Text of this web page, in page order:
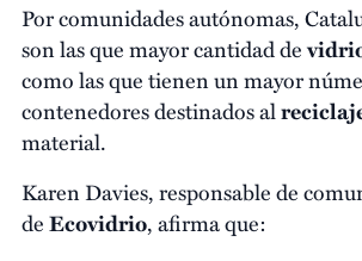
Por comunidades autónomas,
son las que mayor cantidad de
como las que tienen un mayor
contenedores destinados al
material.
Karen Davies, responsable de
deEcovidrio, afirma que: